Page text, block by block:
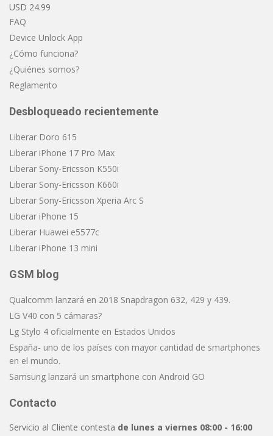
USD 24.99
FAQ
Device Unlock App
¿Cómo funciona?
¿Quiénes somos?
Reglamento
Desbloqueado recientemente
Liberar Doro 615
Liberar iPhone 17 Pro Max
Liberar Sony-Ericsson K550i
Liberar Sony-Ericsson K660i
Liberar Sony-Ericsson Xperia Arc S
Liberar iPhone 15
Liberar Huawei e5577c
Liberar iPhone 13 mini
GSM blog
Qualcomm lanzará en 2018 Snapdragon 632, 429 y 439.
LG V40 con 5 cámaras?
Lg Stylo 4 oficialmente en Estados Unidos
España- uno de los países con mayor cantidad de smartphones
en el mundo.
Samsung lanzará un smartphone con Android GO
Contacto
Servicio al Cliente contesta de lunes a viernes 08:00 - 16:00